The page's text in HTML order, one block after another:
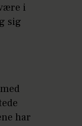
i
sig
har